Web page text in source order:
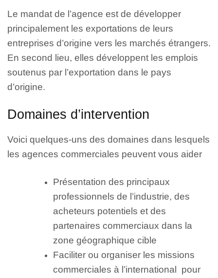
Le mandat de l’agence est de développer
principalement les exportations de leurs
entreprises d’origine vers les marchés étrangers.
En second lieu, elles développent les emplois
soutenus par l’exportation dans le pays
d’origine.
Domaines d’intervention
Voici quelques-uns des domaines dans lesquels
les agences commerciales peuvent vous aider
Présentation des principaux
professionnels de l’industrie, des
acheteurs potentiels et des
partenaires commerciaux dans la
zone géographique cible
Faciliter ou organiser les missions
commerciales à l’international pour